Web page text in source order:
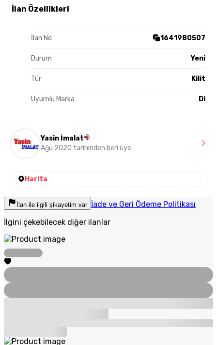
İlan Özellikleri
İlan No 1641980507
Durum Yeni
Tür Kilit
Uyumlu Marka Di
Yasin İmalat
Ağu 2020 tarihinden beri üye
Harita
İlan ile ilgili şikayetim var İade ve Geri Ödeme Politikası
İlgini çekebilecek diğer ilanlar